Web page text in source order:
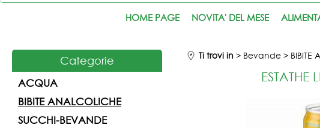
HOME PAGE NOVITA' DEL MESE
Categorie
ACQUA
BIBITE ANALCOLICHE
SUCCHI-BEVANDE
Ti trovi in Bevande BIBITE